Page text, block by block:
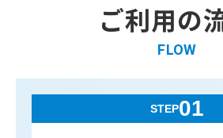
ご利用の
FLOW
STEP01